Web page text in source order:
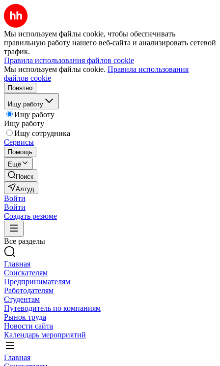
Мы используем файлы cookie, чтобы обеспечивать
правильную работу нашего веб-сайта и анализировать сетевой
трафик.
Правила использования файлов cookie
Мы используем файлы cookie. Правила использования
файлов cookie
Понятно
Ищу работу
Ищу работу
Ищу работу
Ищу сотрудника
Сервисы
Помощь
Ещё
Поиск
Алтуд
Войти
Войти
Создать резюме
Все разделы
Главная
Соискателям
Предпринимателям
Работодателям
Студентам
Путеводитель по компаниям
Рынок труда
Новости сайта
Календарь мероприятий
Главная